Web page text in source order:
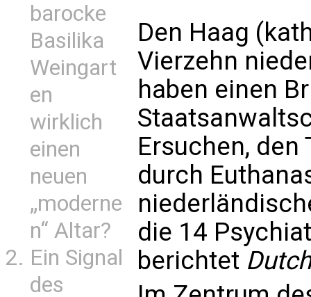
barocke
Basilika
Weingart
en
wirklich
einen
neuen
„moderne
n“ Altar?
Ein Signal
des
Den Haag
Vierzehn
haben einen
Ersuchen,
durch
die 14
berichtet